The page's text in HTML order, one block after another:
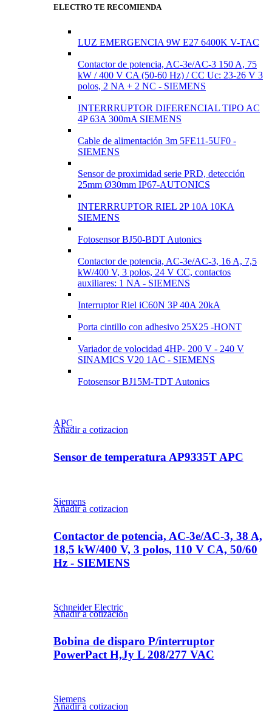
ELECTRO TE RECOMIENDA
LUZ EMERGENCIA 9W E27 6400K V-TAC
Contactor de potencia, AC-3e/AC-3 150 A, 75
kW / 400 V CA (50-60 Hz) / CC Uc: 23-26 V 3
polos, 2 NA + 2 NC - SIEMENS
INTERRRUPTOR DIFERENCIAL TIPO AC
4P 63A 300mA SIEMENS
Cable de alimentación 3m 5FE11-5UF0 -
SIEMENS
Sensor de proximidad serie PRD, detección
25mm Ø30mm IP67-AUTONICS
INTERRRUPTOR RIEL 2P 10A 10KA
SIEMENS
Fotosensor BJ50-BDT Autonics
Contactor de potencia, AC-3e/AC-3, 16 A, 7,5
kW/400 V, 3 polos, 24 V CC, contactos
auxiliares: 1 NA - SIEMENS
Interruptor Riel iC60N 3P 40A 20kA
Porta cintillo con adhesivo 25X25 -HONT
Variador de volocidad 4HP- 200 V - 240 V
SINAMICS V20 1AC - SIEMENS
Fotosensor BJ15M-TDT Autonics
APC
Añadir a cotizacion
Sensor de temperatura AP9335T APC
Siemens
Añadir a cotizacion
Contactor de potencia, AC-3e/AC-3, 38 A,
18,5 kW/400 V, 3 polos, 110 V CA, 50/60
Hz - SIEMENS
Schneider Electric
Añadir a cotizacion
Bobina de disparo P/interruptor
PowerPact H,Jy L 208/277 VAC
Siemens
Añadir a cotizacion